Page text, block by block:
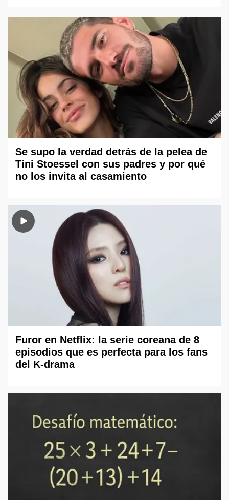
Se supo la verdad detrás de la pelea de
Tini Stoessel con sus padres y por qué
no los invita al casamiento
Furor en Netflix: la serie coreana de 8
episodios que es perfecta para los fans
del K-drama